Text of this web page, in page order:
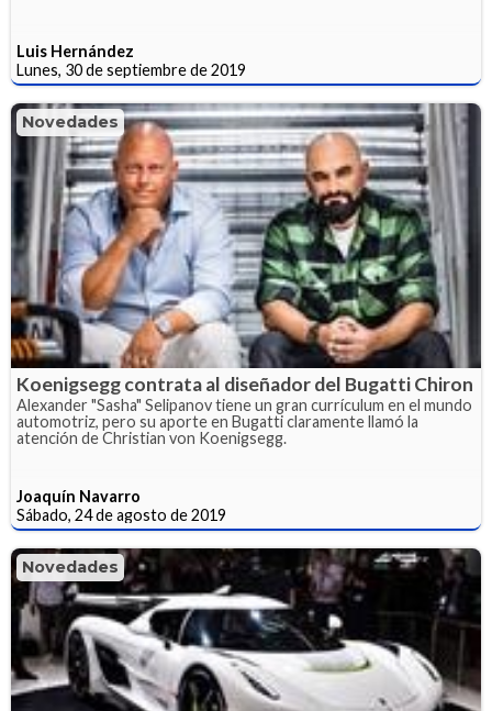
Luis Hernández
Lunes, 30 de septiembre de 2019
Novedades
Koenigsegg contrata al diseñador del Bugatti Chiron
Alexander "Sasha" Selipanov tiene un gran currículum en el mundo
automotriz, pero su aporte en Bugatti claramente llamó la
atención de Christian von Koenigsegg.
Joaquín Navarro
Sábado, 24 de agosto de 2019
Novedades